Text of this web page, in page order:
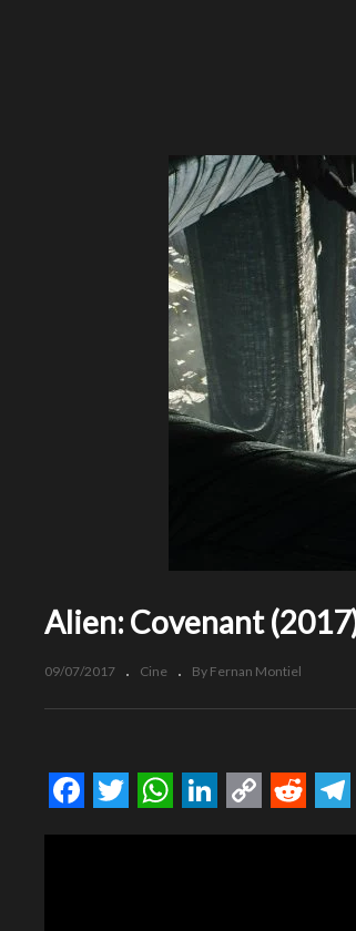
Alien: Covenant
09/07/2017 Cine By Fernan Montiel
Facebook
Twitter
WhatsApp
LinkedIn
Copy